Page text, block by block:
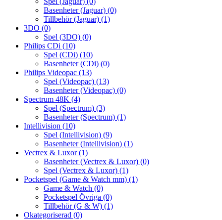
Basenheter (Jaguar) (0)
Tillbehör (Jaguar) (1)
3DO (0)
Spel (3DO) (0)
Philips CDi (10)
Spel (CDi) (10)
Basenheter (CDi) (0)
Philips Videopac (13)
Spel (Videopac) (13)
Basenheter (Videopac) (0)
Spectrum 48K (4)
Spel (Spectrum) (3)
Basenheter (Spectrum) (1)
Intellivision (10)
Spel (Intellivision) (9)
Basenheter (Intellivision) (1)
Vectrex & Luxor(1)
Basenheter (Vectrex & Luxor) (0)
Spel (Vectrex & Luxor) (1)
Pocketspel (Game & Watch mm) (1)
Game & Watch (0)
Pocketspel Övriga (0)
Tillbehör (G & W) (1)
Okategoriserad (0)